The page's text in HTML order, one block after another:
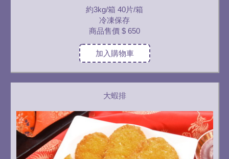
約3kg/箱 40片/箱
冷凍保存
商品售價 $ 650
加入購物車
大蝦排